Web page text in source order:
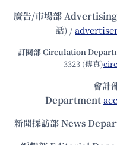
廣告/市場部
話) /
訂閱部 Circulation
3323 (傳真)
會計
Department
新聞採訪部 News